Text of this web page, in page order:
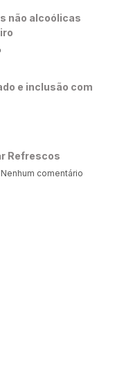
não alcoólicas
e inclusão com
Refrescos
Nenhum comentário